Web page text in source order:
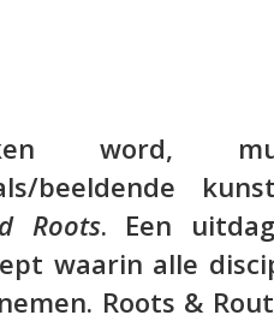
word,
beeldende
Roots. Een
waarin alle
Roots &